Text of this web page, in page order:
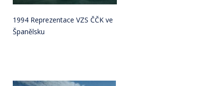
1994 Reprezentace VZS ČČK ve
Španělsku